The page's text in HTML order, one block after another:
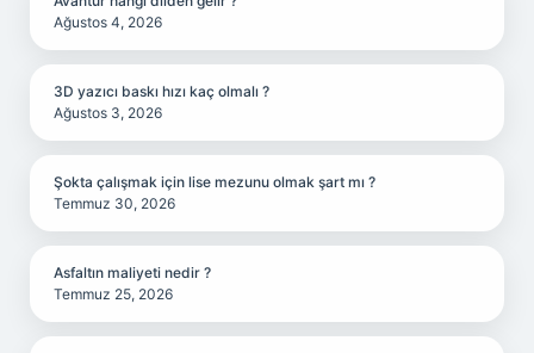
Ağustos 4, 2026
3D yazıcı baskı hızı kaç olmalı ?
Ağustos 3, 2026
Şokta çalışmak için lise mezunu olmak şart mı ?
Temmuz 30, 2026
Asfaltın maliyeti nedir ?
Temmuz 25, 2026